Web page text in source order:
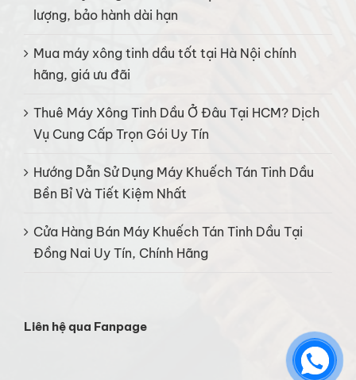
lượng, bảo hành dài hạn
Mua máy xông tinh dầu tốt tại Hà Nội chính
hãng, giá ưu đãi
Thuê Máy Xông Tinh Dầu Ở Đâu Tại HCM? Dịch
Vụ Cung Cấp Trọn Gói Uy Tín
Hướng Dẫn Sử Dụng Máy Khuếch Tán Tinh Dầu
Bền Bỉ Và Tiết Kiệm Nhất
Cửa Hàng Bán Máy Khuếch Tán Tinh Dầu Tại
Đồng Nai Uy Tín, Chính Hãng
Liên hệ qua Fanpage